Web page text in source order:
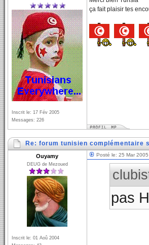
Inscrit le: 17 Fév 2005
Messages: 226
ça fait plaisir tes
Re: forum tunisien complémentaire
Ouyamy
DEUG de Mezoued
Inscrit le: 01 Aoû 2004
Posté le: 25 Mar
pas